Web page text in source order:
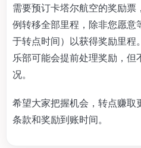
需要预订卡塔尔航空的奖励票
例转移全部里程，除非您愿意
于转点时间）以获得奖励里程
乐部可能会提前处理奖励，
况。
希望大家把握机会，转点赚取
条款和奖励到账时间。